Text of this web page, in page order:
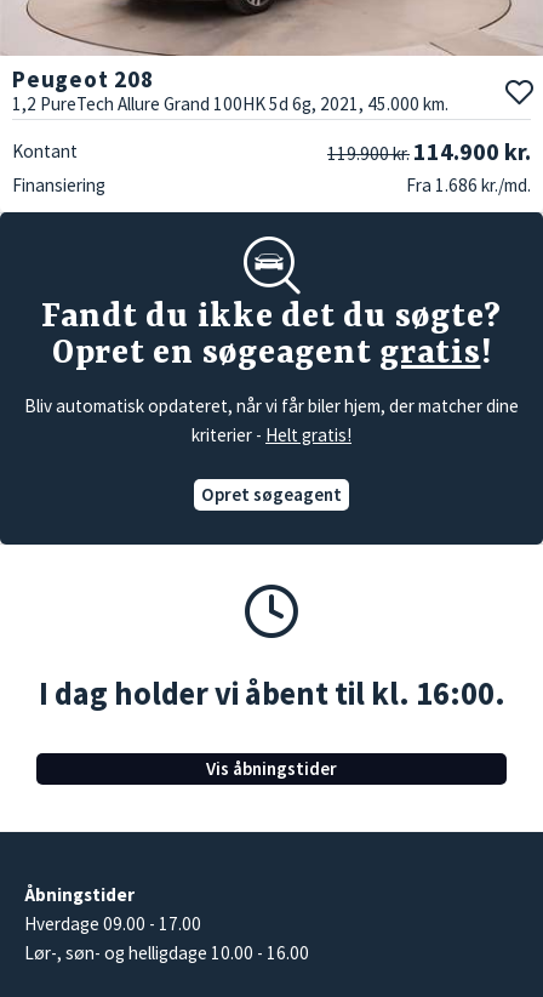
Peugeot 208
1,2 PureTech Allure Grand 100HK 5d 6g, 2021, 45.000 km.
Kontant 119.900 kr. 114.900 kr.
Finansiering Fra 1.686 kr./md.
Fandt du ikke det du søgte?
Opret en søgeagent gratis!
Bliv automatisk opdateret, når vi får biler hjem, der matcher dine
kriterier - Helt gratis!
Opret søgeagent
I dag holder vi åbent til kl. 16:00.
Vis åbningstider
Åbningstider
Hverdage 09.00 - 17.00
Lør-, søn- og helligdage 10.00 - 16.00